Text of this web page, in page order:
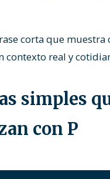
corta que muestra
contexto real y
simples
con P